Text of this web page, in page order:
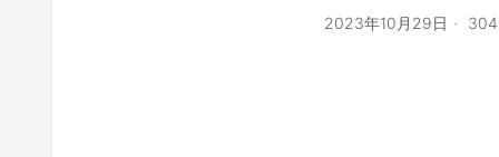
2023年10月29日